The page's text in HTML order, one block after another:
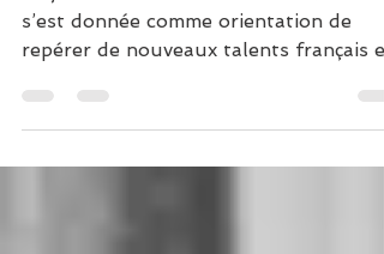
La jeune maison d'éditions Préludes
s’est donnée comme orientation de
repérer de nouveaux talents français et